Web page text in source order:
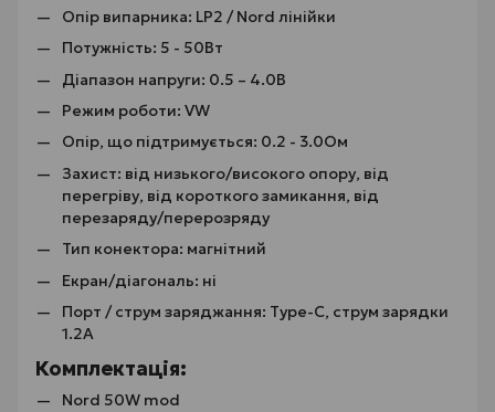
Опір випарника: LP2 / Nord лінійки
Потужність: 5 - 50Вт
Діапазон напруги: 0.5 – 4.0В
Режим роботи: VW
Опір, що підтримується: 0.2 - 3.0Ом
Захист: від низького/високого опору, від
перегріву, від короткого замикання, від
перезаряду/перерозряду
Тип конектора: магнітний
Екран/діагональ: ні
Порт / струм заряджання: Type-C, струм зарядки
1.2А
Комплектація:
Nord 50W mod